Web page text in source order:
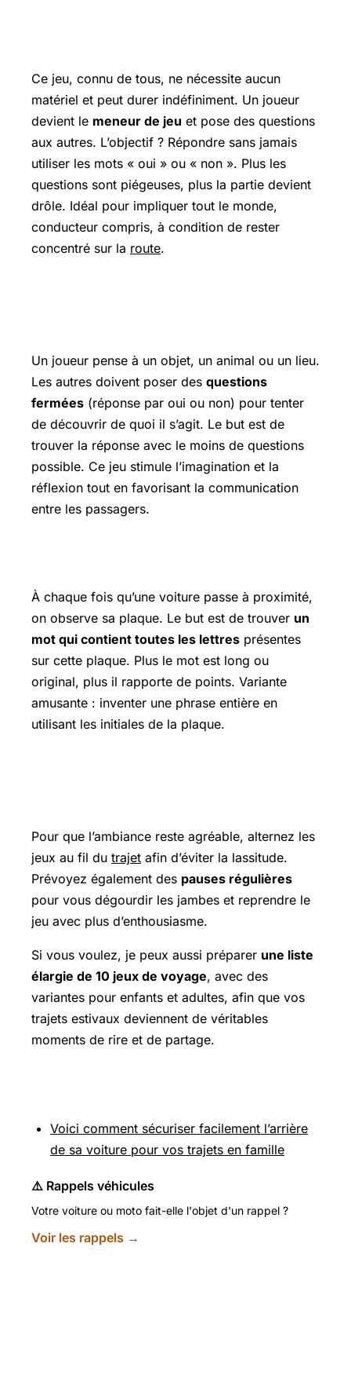
Ce jeu, connu de tous, ne nécessite aucun
matériel et peut durer indéfiniment. Un joueur
devient le meneur de jeu et pose des questions
aux autres. L’objectif ? Répondre sans jamais
utiliser les mots « oui » ou « non ». Plus les
questions sont piégeuses, plus la partie devient
drôle. Idéal pour impliquer tout le monde,
conducteur compris, à condition de rester
concentré sur la route.
Un joueur pense à un objet, un animal ou un lieu.
Les autres doivent poser des questions
fermées (réponse par oui ou non) pour tenter
de découvrir de quoi il s’agit. Le but est de
trouver la réponse avec le moins de questions
possible. Ce jeu stimule l’imagination et la
réflexion tout en favorisant la communication
entre les passagers.
À chaque fois qu’une voiture passe à proximité,
on observe sa plaque. Le but est de trouver un
mot qui contient toutes les lettres présentes
sur cette plaque. Plus le mot est long ou
original, plus il rapporte de points. Variante
amusante : inventer une phrase entière en
utilisant les initiales de la plaque.
Pour que l’ambiance reste agréable, alternez les
jeux au fil du trajet afin d’éviter la lassitude.
Prévoyez également des pauses régulières
pour vous dégourdir les jambes et reprendre le
jeu avec plus d’enthousiasme.
Si vous voulez, je peux aussi préparer une liste
élargie de 10 jeux de voyage, avec des
variantes pour enfants et adultes, afin que vos
trajets estivaux deviennent de véritables
moments de rire et de partage.
Voici comment sécuriser facilement l’arrière
de sa voiture pour vos trajets en famille
⚠️ Rappels véhicules
Votre voiture ou moto fait-elle l'objet d'un rappel ?
Voir les rappels →